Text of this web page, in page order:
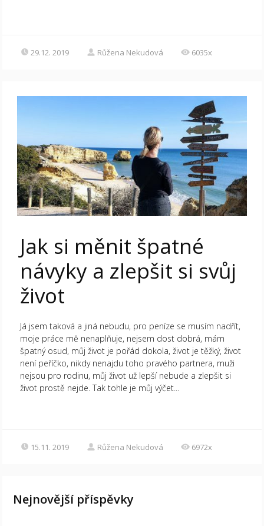
29.12. 2019 Růžena Nekudová 6035x
Jak si měnit špatné
návyky a zlepšit si svůj
život
Já jsem taková a jiná nebudu, pro peníze se musím nadřít,
moje práce mě nenaplňuje, nejsem dost dobrá, mám
špatný osud, můj život je pořád dokola, život je těžký, život
není peříčko, nikdy nenajdu toho pravého partnera, muži
nejsou pro rodinu, můj život už lepší nebude a zlepšit si
život prostě nejde. Tak tohle je můj výčet...
15.11. 2019 Růžena Nekudová 6972x
Nejnovější příspěvky